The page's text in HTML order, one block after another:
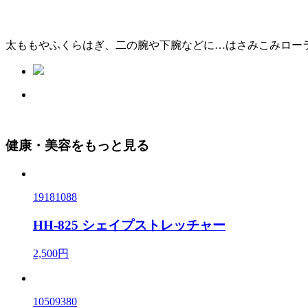
太ももやふくらはぎ、二の腕や下腕などに…はさみこみロー
健康・美容をもっと見る
19181088
HH-825 シェイプストレッチャー
2,500円
10509380